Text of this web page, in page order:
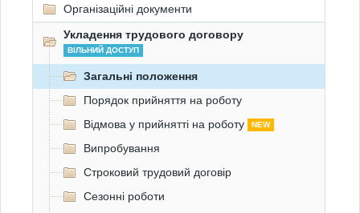
Організаційні документи
Укладення трудового договору
ВІЛЬНИЙ ДОСТУП
Загальні положення
Порядок прийняття на роботу
Відмова у прийнятті на роботу
NEW
Випробування
Строковий трудовий договір
Сезонні роботи